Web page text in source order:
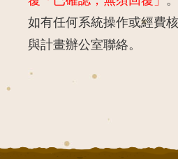
如有任何系統操作或經費核
與計畫辦公室聯絡。